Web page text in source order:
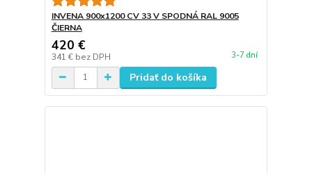
INVENA 900x1200 CV 33 V SPODNÁ RAL 9005
ČIERNA
420 €
341 € bez DPH 3-7 dní
Pridať do košíka